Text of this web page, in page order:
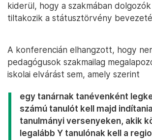
kiderül, hogy a szakmában
tiltakozik a státusztörvény
A konferencián elhangzott, hogy
pedagógusok szakmailag
iskolai elvárást sem, amely szerint
egy tanárnak tanévenként
számú tanulót kell majd
tanulmányi versenyeken, akik
legalább Y tanulónak kell a